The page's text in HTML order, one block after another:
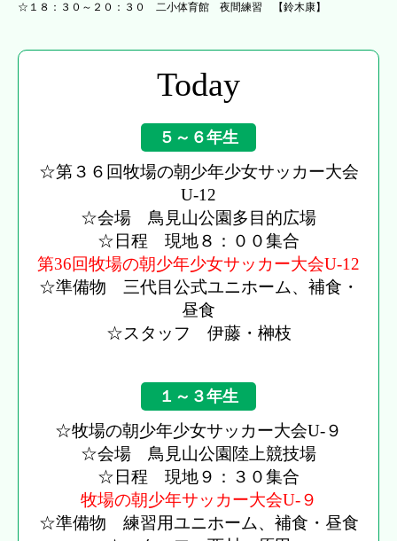
☆１８：３０～２０：３０ 二小体育館 夜間練習 【鈴木康】
Today
５～６年生
☆第３６回牧場の朝少年少女サッカー大会
U-12
☆会場 鳥見山公園多目的広場
☆日程 現地８：００集合
第36回牧場の朝少年少女サッカー大会U-12
☆準備物 三代目公式ユニホーム、補食・
昼食
☆スタッフ 伊藤・榊枝
１～３年生
☆牧場の朝少年少女サッカー大会U-９
☆会場 鳥見山公園陸上競技場
☆日程 現地９：３０集合
牧場の朝少年サッカー大会U-９
☆準備物 練習用ユニホーム、補食・昼食